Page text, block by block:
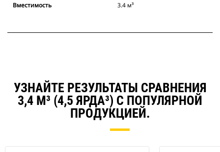
Вместимость 3.4 м³
УЗНАЙТЕ РЕЗУЛЬТАТЫ СРАВНЕНИЯ
3,4 М³ (4,5 ЯРДА³) С ПОПУЛЯРНОЙ
ПРОДУКЦИЕЙ.